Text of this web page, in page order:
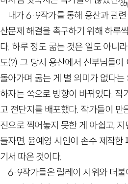
내가 6·9작가를 통해 용산과 관
산문제 해결을 촉구하기 위해 하루
다. 하루 정도 굶는 것은 일도 아니
도(?) 그 당시 용산에서 신부님들
돌아가며 굶는 게 별 의미가 없다
하자는 쪽으로 방향이 바뀌었다.
고 전단지를 배포했다. 작가들이
진으로 찍어놓지 못한 게 아쉽고,
들자면, 윤예영 시인이 손수 제작한
기서 따온 것이다.
6·9작가들은 릴레이 시위와 더